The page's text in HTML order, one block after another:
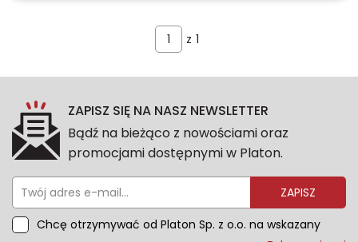
z 1
ZAPISZ SIĘ NA NASZ NEWSLETTER
Bądź na bieżąco z nowościami oraz
promocjami dostępnymi w Platon.
ZAPISZ
Chcę otrzymywać od Platon Sp. z o.o. na wskazany